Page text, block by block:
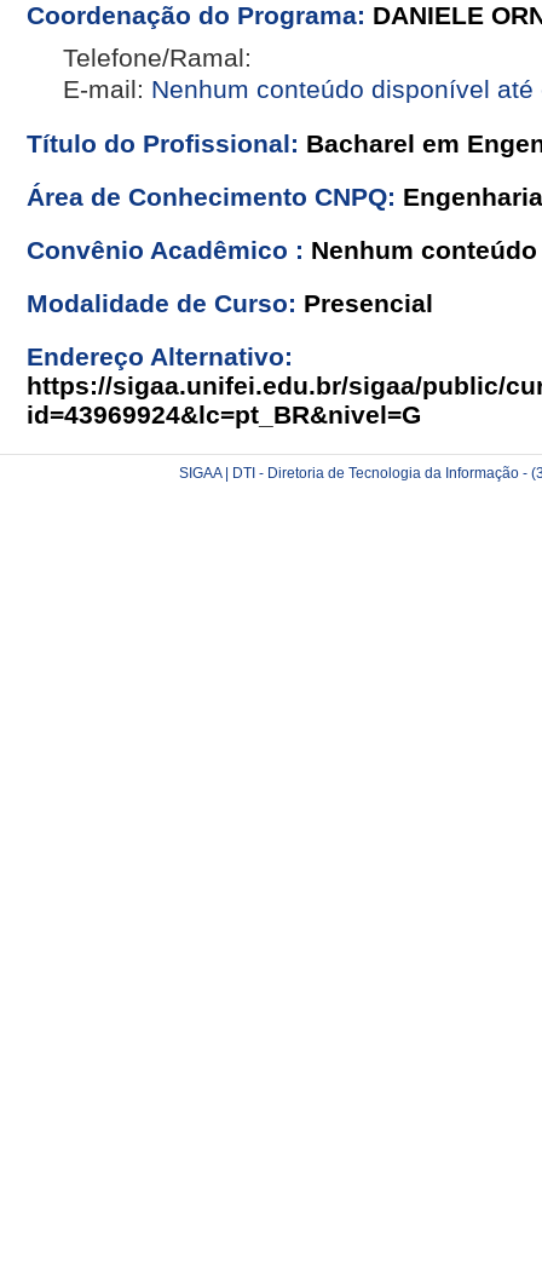
Coordenação do Programa: DANIELE
Telefone/Ramal:
E-mail: Nenhum conteúdo disponível até
Título do Profissional: Bacharel em
Área de Conhecimento CNPQ:
Convênio Acadêmico : Nenhum
Modalidade de Curso: Presencial
Endereço Alternativo:
https://sigaa.unifei.edu.br/sigaa/public/
id=43969924&lc=pt_BR&nivel=G
SIGAA | DTI - Diretoria de Tecnologia da Informação